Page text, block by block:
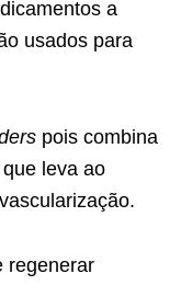
a
usados para
pois combina
leva ao
regenerar